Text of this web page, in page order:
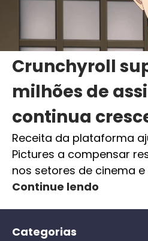
Crunchyroll
milhões de
continua
Receita da plataforma
Pictures a compensar
nos setores de cinema e
Continue lendo
Categorias